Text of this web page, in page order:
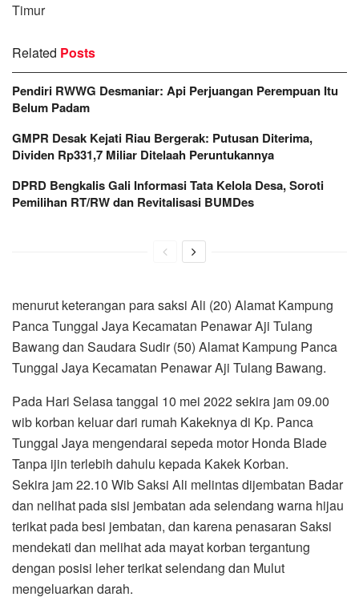
Timur
Related Posts
Pendiri RWWG Desmaniar: Api Perjuangan Perempuan Itu
Belum Padam
GMPR Desak Kejati Riau Bergerak: Putusan Diterima,
Dividen Rp331,7 Miliar Ditelaah Peruntukannya
DPRD Bengkalis Gali Informasi Tata Kelola Desa, Soroti
Pemilihan RT/RW dan Revitalisasi BUMDes
menurut keterangan para saksi Ali (20) Alamat Kampung
Panca Tunggal Jaya Kecamatan Penawar Aji Tulang
Bawang dan Saudara Sudir (50) Alamat Kampung Panca
Tunggal Jaya Kecamatan Penawar Aji Tulang Bawang.
Pada Hari Selasa tanggal 10 mei 2022 sekira jam 09.00
wib korban keluar dari rumah Kakeknya di Kp. Panca
Tunggal Jaya mengendarai sepeda motor Honda Blade
Tanpa ijin terlebih dahulu kepada Kakek Korban.
Sekira jam 22.10 Wib Saksi Ali melintas dijembatan Badar
dan nelihat pada sisi jembatan ada selendang warna hijau
terikat pada besi jembatan, dan karena penasaran Saksi
mendekati dan melihat ada mayat korban tergantung
dengan posisi leher terikat selendang dan Mulut
mengeluarkan darah.